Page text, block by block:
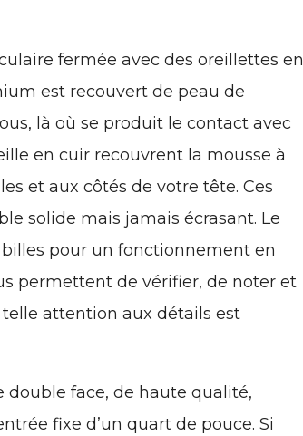
fermée avec des oreillettes en
est recouvert de peau de
là où se produit le contact avec
en cuir recouvrent la mousse à
et aux côtés de votre tête. Ces
solide mais jamais écrasant. Le
pour un fonctionnement en
permettent de vérifier, de noter et
attention aux détails est
double face, de haute qualité,
fixe d’un quart de pouce. Si